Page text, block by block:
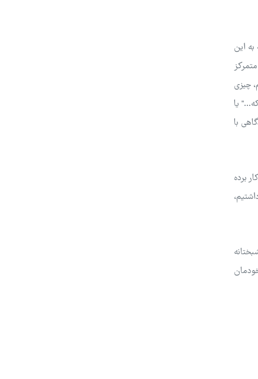
این
چیزی
یا
با
برده